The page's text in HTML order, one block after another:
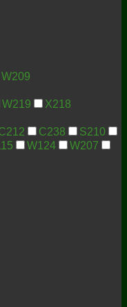
W209
W219
X218
C238
S210
W124
W207